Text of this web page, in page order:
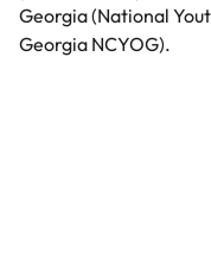
Georgia (National
Georgia NCYOG).